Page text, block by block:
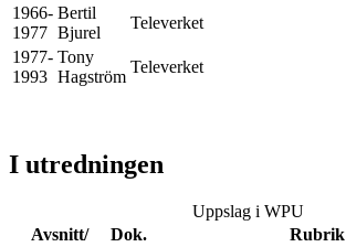
1966-
1977
Bertil
Bjurel
Televerket
1977-
1993
Tony
Hagström
Televerket
I utredningen
Uppslag i WPU
Avsnitt/
Dok. Rubrik